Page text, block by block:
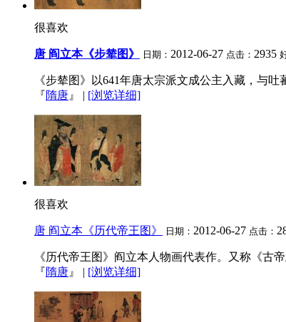
很喜欢
唐 阎立本《步辇图》 日期： 2012-06-27 点击： 2935
《步辇图》以641年唐太宗派文成公主入藏，与
『隋唐 』 | [浏览详细]
很喜欢
唐 阎立本《历代帝王图》 日期： 2012-06-27 点击：
《历代帝王图》阎立本人物画代表作。又称《古
『隋唐 』 | [浏览详细]